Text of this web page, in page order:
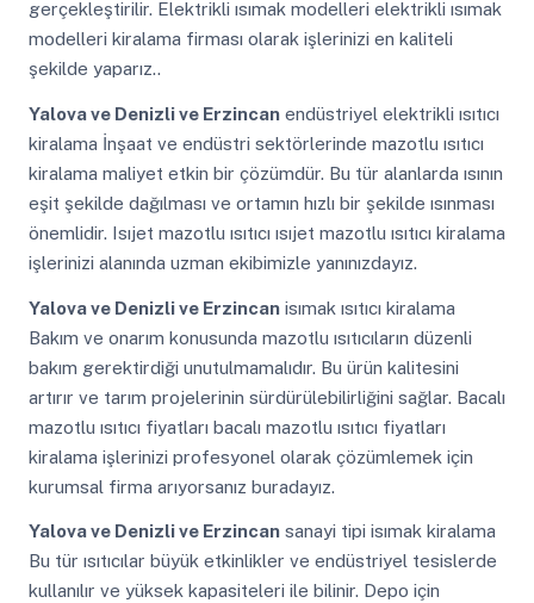
gerçekleştirilir. Elektrikli ısımak modelleri elektrikli ısımak
modelleri kiralama firması olarak işlerinizi en kaliteli
şekilde yaparız..
Yalova ve Denizli ve Erzincanendüstriyel elektrikli ısıtıcı
kiralama İnşaat ve endüstri sektörlerinde mazotlu ısıtıcı
kiralama maliyet etkin bir çözümdür. Bu tür alanlarda ısının
eşit şekilde dağılması ve ortamın hızlı bir şekilde ısınması
önemlidir. Isıjet mazotlu ısıtıcı ısıjet mazotlu ısıtıcı kiralama
işlerinizi alanında uzman ekibimizle yanınızdayız.
Yalova ve Denizli ve Erzincanisımak ısıtıcı kiralama
Bakım ve onarım konusunda mazotlu ısıtıcıların düzenli
bakım gerektirdiği unutulmamalıdır. Bu ürün kalitesini
artırır ve tarım projelerinin sürdürülebilirliğini sağlar. Bacalı
mazotlu ısıtıcı fiyatları bacalı mazotlu ısıtıcı fiyatları
kiralama işlerinizi profesyonel olarak çözümlemek için
kurumsal firma arıyorsanız buradayız.
Yalova ve Denizli ve Erzincansanayi tipi isımak kiralama
Bu tür ısıtıcılar büyük etkinlikler ve endüstriyel tesislerde
kullanılır ve yüksek kapasiteleri ile bilinir. Depo için